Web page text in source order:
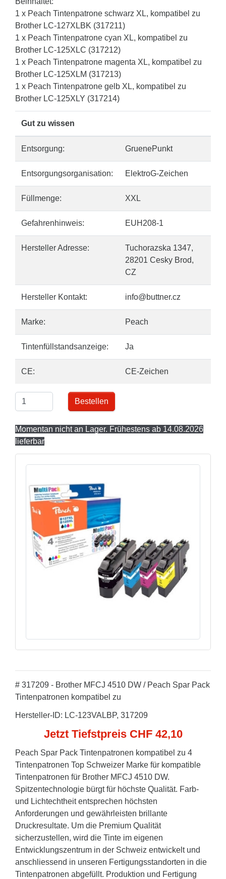
1 x Peach Tintenpatrone schwarz XL, kompatibel zu
Brother LC-127XLBK (317211)
1 x Peach Tintenpatrone cyan XL, kompatibel zu
Brother LC-125XLC (317212)
1 x Peach Tintenpatrone magenta XL, kompatibel zu
Brother LC-125XLM (317213)
1 x Peach Tintenpatrone gelb XL, kompatibel zu
Brother LC-125XLY (317214)
Gut zu wissen
Entsorgung: GruenePunkt
Entsorgungsorganisation: ElektroG-Zeichen
Füllmenge: XXL
Gefahrenhinweis: EUH208-1
Hersteller Adresse:
Tuchorazska 1347,
28201 Cesky Brod,
CZ
Hersteller Kontakt: info@buttner.cz
Marke: Peach
Tintenfüllstandsanzeige: Ja
CE: CE-Zeichen
Bestellen
Momentan nicht an Lager. Frühestens ab 14.08.2026
lieferbar
# 317209 - Brother MFCJ 4510 DW / Peach Spar Pack
Tintenpatronen kompatibel zu
Hersteller-ID: LC-123VALBP, 317209
Jetzt Tiefstpreis CHF 42,10
Peach Spar Pack Tintenpatronen kompatibel zu 4
Tintenpatronen Top Schweizer Marke für kompatible
Tintenpatronen für Brother MFCJ 4510 DW.
Spitzentechnologie bürgt für höchste Qualität. Farb-
und Lichtechtheit entsprechen höchsten
Anforderungen und gewährleisten brillante
Druckresultate. Um die Premium Qualität
sicherzustellen, wird die Tinte im eigenen
Entwicklungszentrum in der Schweiz entwickelt und
anschliessend in unseren Fertigungsstandorten in die
Tintenpatronen abgefüllt. Produktion und Fertigung